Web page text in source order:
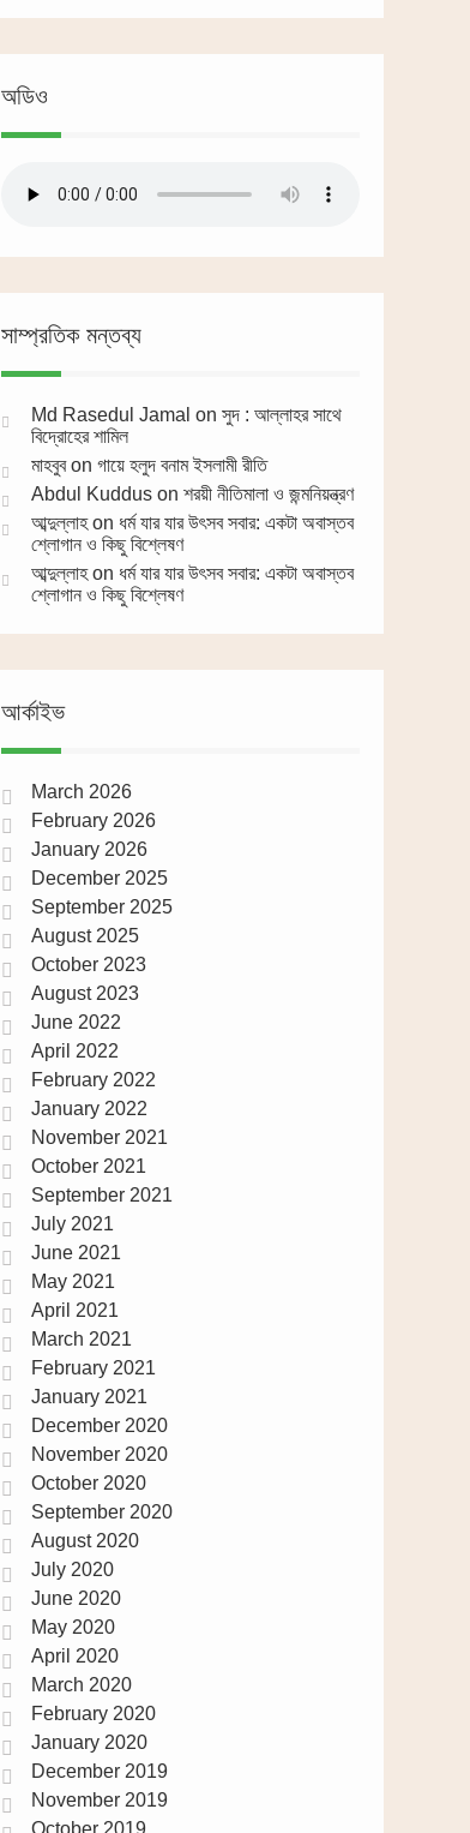
অডিও
সাম্প্রতিক মন্তব্য
Md Rasedul Jamal on সুদ : আল্লাহর সাথে
বিদ্রোহের শামিল
মাহবুবon গায়ে হলুদ বনাম ইসলামী রীতি
Abdul Kuddus on শরয়ী নীতিমালা ও জন্মনিয়ন্ত্রণ
আব্দুল্লাহon ধর্ম যার যার উৎসব সবার: একটা অবাস্তব
শ্লোগান ও কিছু বিশ্লেষণ
আব্দুল্লাহon ধর্ম যার যার উৎসব সবার: একটা অবাস্তব
শ্লোগান ও কিছু বিশ্লেষণ
আর্কাইভ
March 2026
February 2026
January 2026
December 2025
September 2025
August 2025
October 2023
August 2023
June 2022
April 2022
February 2022
January 2022
November 2021
October 2021
September 2021
July 2021
June 2021
May 2021
April 2021
March 2021
February 2021
January 2021
December 2020
November 2020
October 2020
September 2020
August 2020
July 2020
June 2020
May 2020
April 2020
March 2020
February 2020
January 2020
December 2019
November 2019